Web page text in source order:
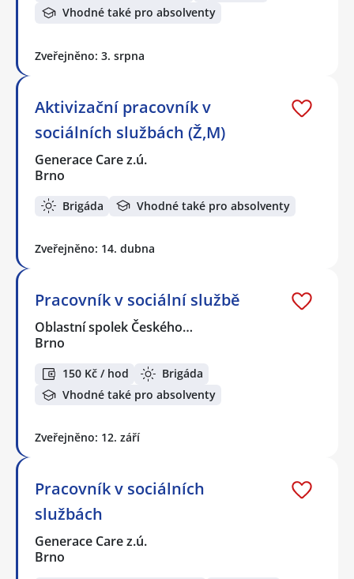
Vhodné také pro absolventy
Zveřejněno: 3. srpna
Aktivizační pracovník v
sociálních službách (Ž,M)
Generace Care z.ú.
Brno
Brigáda Vhodné také pro absolventy
Zveřejněno: 14. dubna
Pracovník v sociální službě
Oblastní spolek Českého…
Brno
150 Kč / hod
Brigáda
Vhodné také pro absolventy
Zveřejněno: 12. září
Pracovník v sociálních
službách
Generace Care z.ú.
Brno